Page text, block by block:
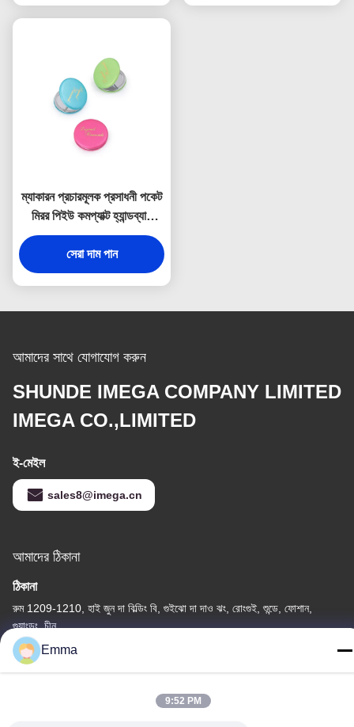
ম্যাকারন প্রচারমূলক প্রসাধনী পকেট
মিরর পিইউ কমপ্যাক্ট হ্যান্ডব্যাগ
আয়না
সেরা দাম পান
আমাদের সাথে যোগাযোগ করুন
SHUNDE IMEGA COMPANY LIMITED
IMEGA CO.,LIMITED
ই-মেইল
sales8@imega.cn
আমাদের ঠিকানা
ঠিকানা
রুম 1209-1210, হাই জুন দা বিল্ডিং বি, গুইঝো দা দাও ঝং, রোংগুই, শুন্ডে, ফোশান,
গুয়াংডং, চীন
টেল Emma
9:52 PM